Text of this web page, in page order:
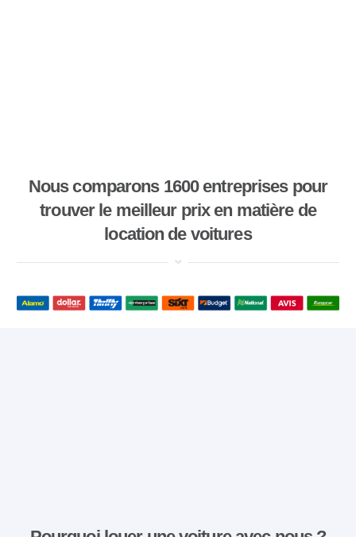
Nous comparons 1600 entreprises pour
trouver le meilleur prix en matière de
location de voitures